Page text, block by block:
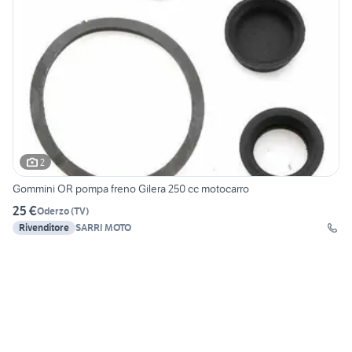
2
Gommini OR pompa freno Gilera 250 cc motocarro
25 €Oderzo(TV)
Rivenditore SARRI MOTO